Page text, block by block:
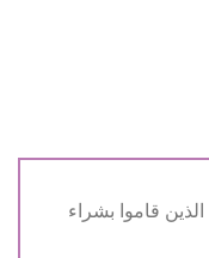
قاموا بشراء